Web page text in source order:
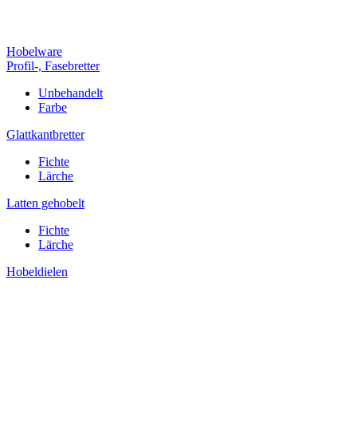
Hobelware
Profil-, Fasebretter
Unbehandelt
Farbe
Glattkantbretter
Fichte
Lärche
Latten gehobelt
Fichte
Lärche
Hobeldielen